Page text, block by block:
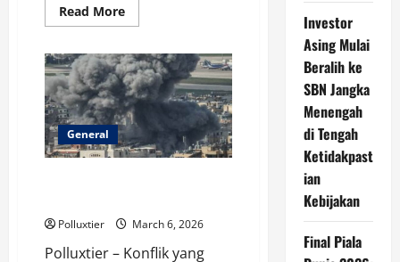
Read MoreRead
more
Sejarah
Amerika
Berulang:
Analisis
Kekeliruan
Trump
dalam
Konflik
Iran
General
Polluxtier March 6, 2026
Polluxtier – Konflik yang
Investor
Asing Mulai
Beralih ke
SBN Jangka
Menengah
di Tengah
Ketidakpast
ian
Kebijakan
Final Piala